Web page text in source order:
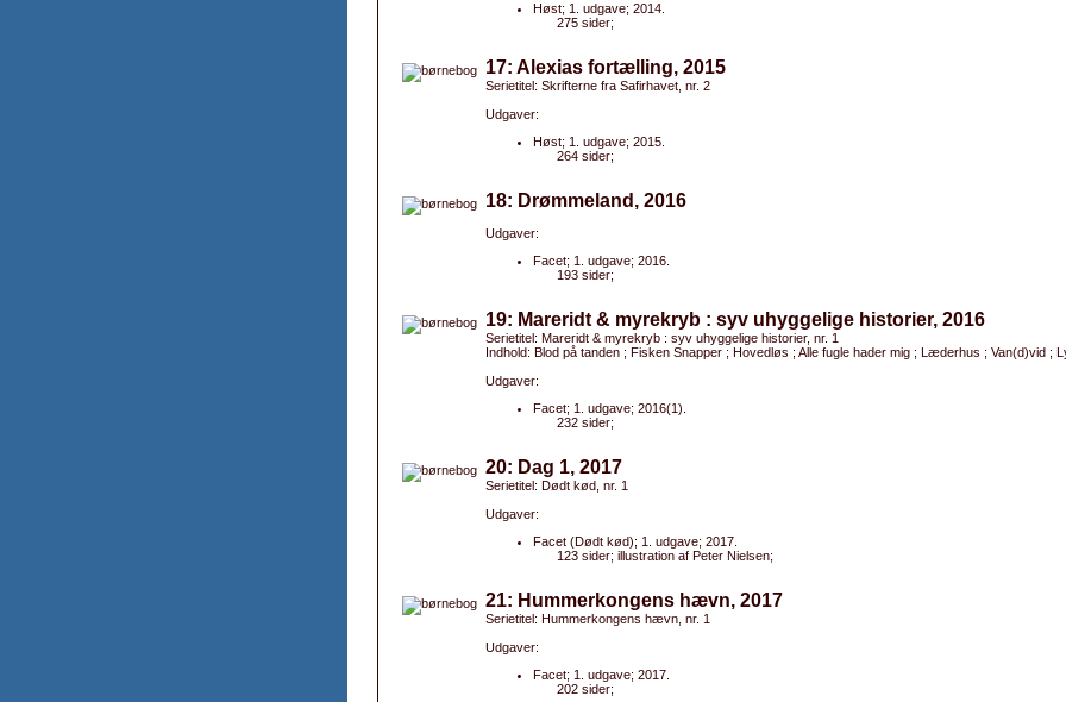
Høst; 1. udgave; 2014.
275 sider;
17: Alexias fortælling, 2015
Serietitel: Skrifterne fra Safirhavet, nr. 2
Udgaver:
Høst; 1. udgave; 2015.
264 sider;
18: Drømmeland, 2016
Udgaver:
Facet; 1. udgave; 2016.
193 sider;
19: Mareridt & myrekryb : syv uhyggelige historier, 2016
Serietitel: Mareridt & myrekryb : syv uhyggelige historier, nr. 1
Indhold: Blod på tanden ; Fisken Snapper ; Hovedløs ; Alle fugle hader mig ; Læderhus ; Van(d)vid ;
Udgaver:
Facet; 1. udgave; 2016(1).
232 sider;
20: Dag 1, 2017
Serietitel: Dødt kød, nr. 1
Udgaver:
Facet (Dødt kød); 1. udgave; 2017.
123 sider; illustration af Peter Nielsen;
21: Hummerkongens hævn, 2017
Serietitel: Hummerkongens hævn, nr. 1
Udgaver:
Facet; 1. udgave; 2017.
202 sider;